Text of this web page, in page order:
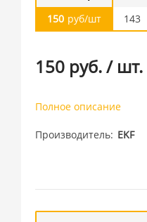
150 руб/шт
143
150 руб./ шт.
Полное описание
Производитель EKF